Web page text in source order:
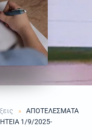
ΑΠΟΤΕΛΕΣΜΑΤΑ
1/9/2025-